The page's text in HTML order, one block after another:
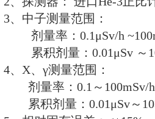
标配：
功能特点：
1、中子剂量率和
2、数字及标尺显